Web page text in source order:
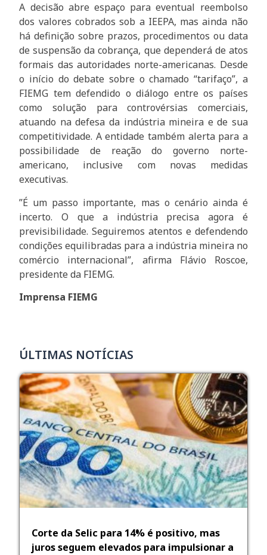
A decisão abre espaço para eventual reembolso
dos valores cobrados sob a IEEPA, mas ainda não
há definição sobre prazos, procedimentos ou data
de suspensão da cobrança, que dependerá de atos
formais das autoridades norte-americanas. Desde
o início do debate sobre o chamado “tarifaço”, a
FIEMG tem defendido o diálogo entre os países
como solução para controvérsias comerciais,
atuando na defesa da indústria mineira e de sua
competitividade. A entidade também alerta para a
possibilidade de reação do governo norte-
americano, inclusive com novas medidas
executivas.
”É um passo importante, mas o cenário ainda é
incerto. O que a indústria precisa agora é
previsibilidade. Seguiremos atentos e defendendo
condições equilibradas para a indústria mineira no
comércio internacional”, afirma Flávio Roscoe,
presidente da FIEMG.
Imprensa FIEMG
ÚLTIMAS NOTÍCIAS
Corte da Selic para 14% é positivo, mas
juros seguem elevados para impulsionar a